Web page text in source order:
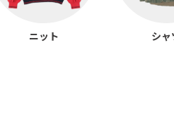
ニット シャ